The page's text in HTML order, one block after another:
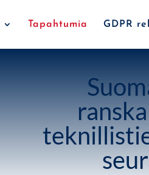
Tapahtumia GDPR